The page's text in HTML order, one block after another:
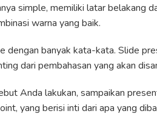
simple, memiliki latar belakang
warna yang baik.
dengan banyak kata-kata. Slide
dari pembahasan yang akan
Anda lakukan, sampaikan
yang berisi inti dari apa yang